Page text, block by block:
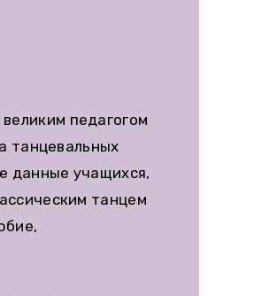
педагогом
танцевальных
данные учащихся,
танцем